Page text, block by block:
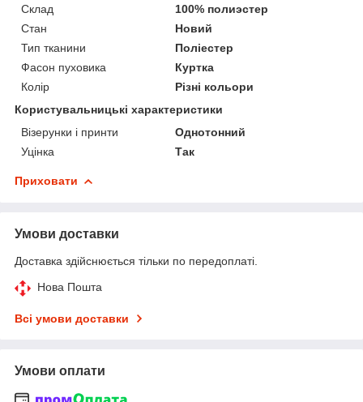
Склад
100% полиэстер
Стан
Новий
Тип тканини
Поліестер
Фасон пуховика
Куртка
Колір
Різні кольори
Користувальницькі характеристики
Візерунки і принти
Однотонний
Уцінка
Так
Приховати
Умови доставки
Доставка здійснюється тільки по передоплаті.
Нова Пошта
Всі умови доставки
Умови оплати